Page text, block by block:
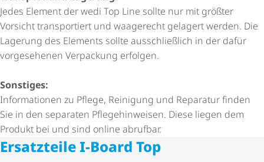
Jedes Element der wedi Top Line sollte nur mit größter
Vorsicht transportiert und waagerecht gelagert werden. Die
Lagerung des Elements sollte ausschließlich in der dafür
vorgesehenen Verpackung erfolgen.
Sonstiges:
Informationen zu Pflege, Reinigung und Reparatur finden
Sie in den separaten Pfle­ge­hin­weisen. Diese liegen dem
Produkt bei und sind online abrufbar.
Ersatzteile I-Board Top